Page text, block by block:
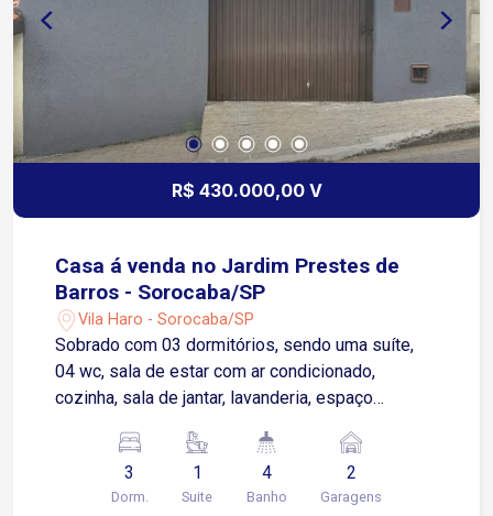
R$ 430.000,00 V
Casa á venda no Jardim Prestes de
Barros - Sorocaba/SP
Vila Haro - Sorocaba/SP
Sobrado com 03 dormitórios, sendo uma suíte,
04 wc, sala de estar com ar condicionado,
cozinha, sala de jantar, lavanderia, espaço
coberta, portão automático, 01 dormitório com
sacada, quarto (suíte) de casal com móveis
modulados, área construída de 250,00, terreno
3
Dorm.
1
Suite
4
Banho
2
Garagens